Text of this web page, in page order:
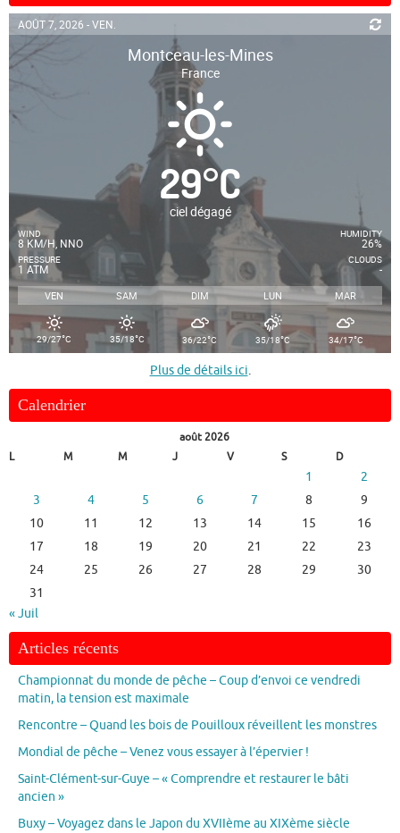
AOÛT 7, 2026 - VEN.
Montceau-les-Mines
France
29°C
ciel dégagé
WIND
8 KM/H, NNO
PRESSURE
1 ATM
HUMIDITY
26%
CLOUDS
-
VEN SAM DIM LUN MAR
29/27°C 35/18°C 36/22°C 35/18°C 34/17°C
Plus de détails ici.
Calendrier
août 2026
L
M M J V S D
1
2
3
4 5 6 7 8
9
10
11 12 13 14 15
16
17
18 19 20 21 22
23
24
25 26 27 28 29
30
31
« Juil
Articles récents
Championnat du monde de pêche – Coup d’envoi ce vendredi
matin, la tension est maximale
Rencontre – Quand les bois de Pouilloux réveillent les monstres
Mondial de pêche – Venez vous essayer à l’épervier !
Saint-Clément-sur-Guye – « Comprendre et restaurer le bâti
ancien »
Buxy – Voyagez dans le Japon du XVIIème au XIXème siècle